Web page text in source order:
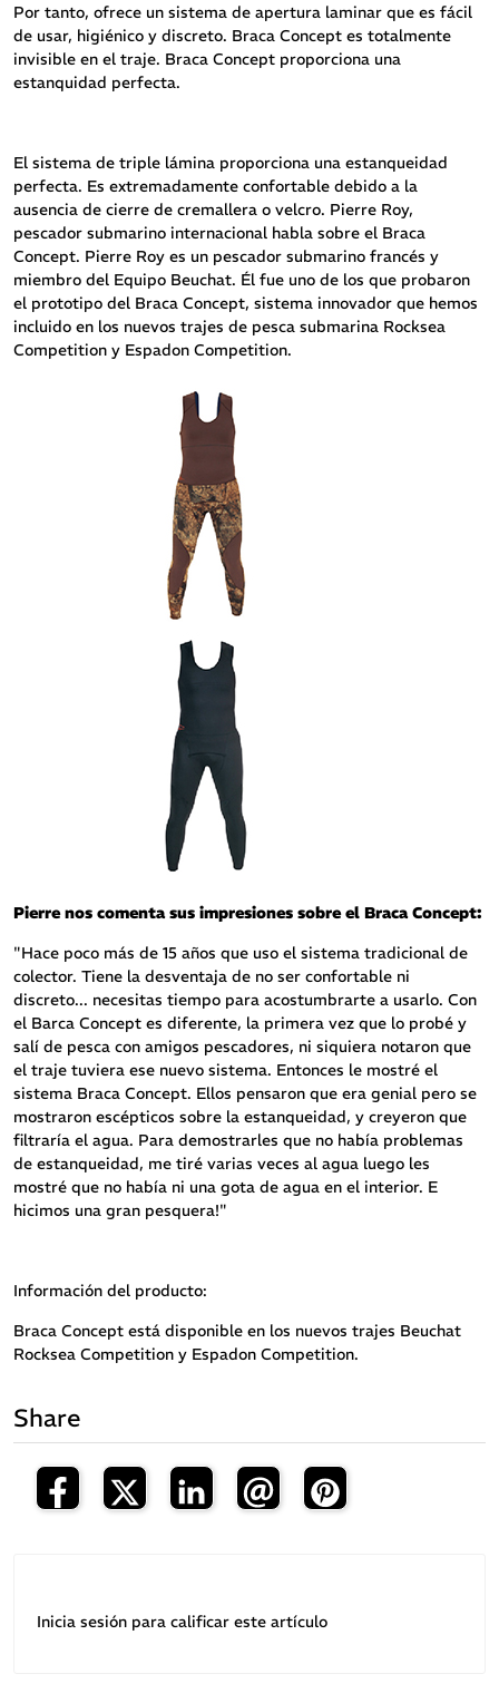
Por tanto, ofrece un sistema de apertura laminar que es fácil
de usar, higiénico y discreto. Braca Concept es totalmente
invisible en el traje. Braca Concept proporciona una
estanquidad perfecta.
El sistema de triple lámina proporciona una estanqueidad
perfecta. Es extremadamente confortable debido a la
ausencia de cierre de cremallera o velcro. Pierre Roy,
pescador submarino internacional habla sobre el Braca
Concept. Pierre Roy es un pescador submarino francés y
miembro del Equipo Beuchat. Él fue uno de los que probaron
el prototipo del Braca Concept, sistema innovador que hemos
incluido en los nuevos trajes de pesca submarina Rocksea
Competition y Espadon Competition.
Pierre nos comenta sus impresiones sobre el Braca Concept:
"Hace poco más de 15 años que uso el sistema tradicional de
colector. Tiene la desventaja de no ser confortable ni
discreto... necesitas tiempo para acostumbrarte a usarlo. Con
el Barca Concept es diferente, la primera vez que lo probé y
salí de pesca con amigos pescadores, ni siquiera notaron que
el traje tuviera ese nuevo sistema. Entonces le mostré el
sistema Braca Concept. Ellos pensaron que era genial pero se
mostraron escépticos sobre la estanqueidad, y creyeron que
filtraría el agua. Para demostrarles que no había problemas
de estanqueidad, me tiré varias veces al agua luego les
mostré que no había ni una gota de agua en el interior. E
hicimos una gran pesquera!"
Información del producto:
Braca Concept está disponible en los nuevos trajes Beuchat
Rocksea Competition y Espadon Competition.
Share
Inicia sesión para calificar este artículo